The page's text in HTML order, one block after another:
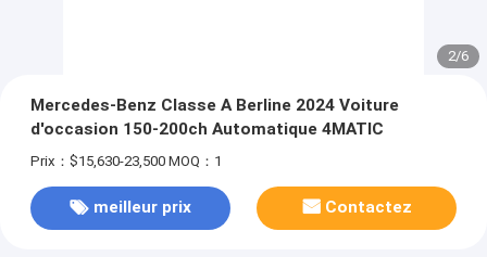
3/6
Mercedes-Benz Classe A Berline 2024 Voiture
d'occasion 150-200ch Automatique 4MATIC
Prix：$15,630-23,500 MOQ：1
meilleur prix Contactez